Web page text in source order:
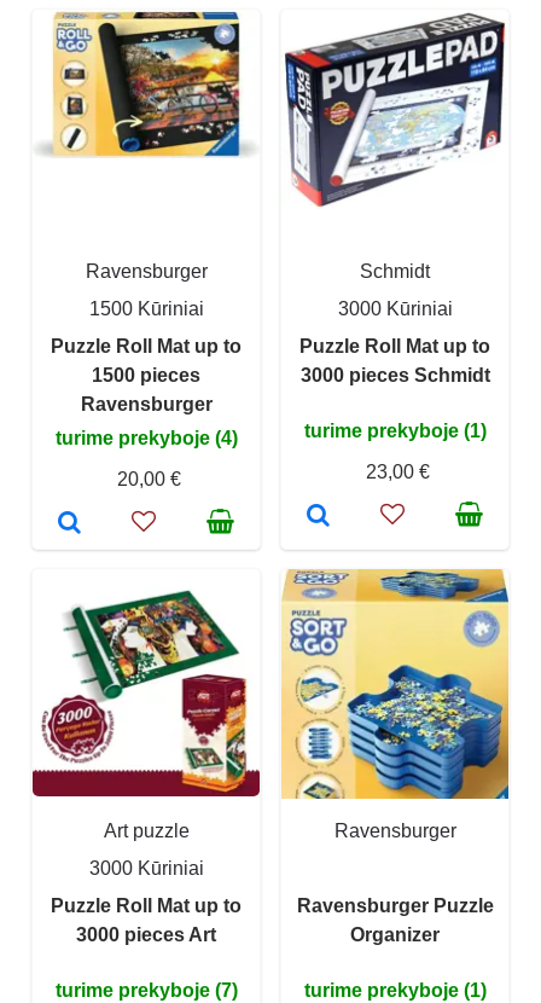
Ravensburger
1500 Kūriniai
Puzzle Roll Mat up to
1500 pieces
Ravensburger
turime prekyboje (4)
20,00 €
Schmidt
3000 Kūriniai
Puzzle Roll Mat up to
3000 pieces Schmidt
turime prekyboje (1)
23,00 €
Art puzzle
3000 Kūriniai
Puzzle Roll Mat up to
3000 pieces Art
turime prekyboje (7)
Ravensburger
Ravensburger Puzzle
Organizer
turime prekyboje (1)